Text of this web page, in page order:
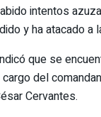
intentos
y ha atacado a
que se
del
Cervantes.